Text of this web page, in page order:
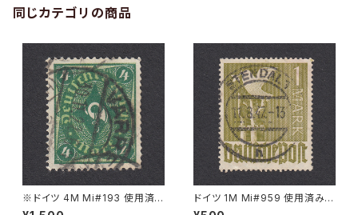
同じカテゴリの商品
※ドイツ 4M Mi#193 使用済
み切手｜VARREL 30.11.1922
ドイツ 1M Mi#959 使用済み切
手｜STENDAL 11.8.1947